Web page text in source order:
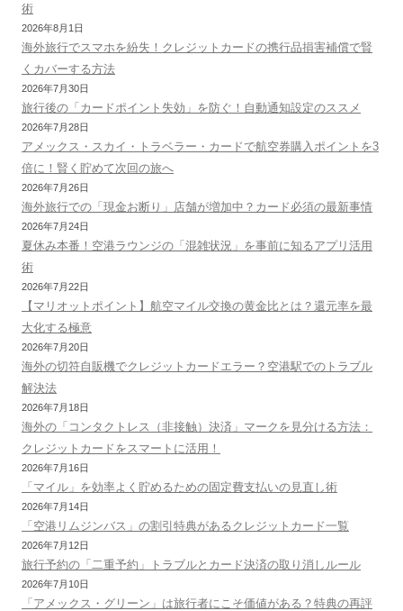
術
2026年8月1日
海外旅行でスマホを紛失！クレジットカードの携行品損害補償で賢
くカバーする方法
2026年7月30日
旅行後の「カードポイント失効」を防ぐ！自動通知設定のススメ
2026年7月28日
アメックス・スカイ・トラベラー・カードで航空券購入ポイントを3
倍に！賢く貯めて次回の旅へ
2026年7月26日
海外旅行での「現金お断り」店舗が増加中？カード必須の最新事情
2026年7月24日
夏休み本番！空港ラウンジの「混雑状況」を事前に知るアプリ活用
術
2026年7月22日
【マリオットポイント】航空マイル交換の黄金比とは？還元率を最
大化する極意
2026年7月20日
海外の切符自販機でクレジットカードエラー？空港駅でのトラブル
解決法
2026年7月18日
海外の「コンタクトレス（非接触）決済」マークを見分ける方法：
クレジットカードをスマートに活用！
2026年7月16日
「マイル」を効率よく貯めるための固定費支払いの見直し術
2026年7月14日
「空港リムジンバス」の割引特典があるクレジットカード一覧
2026年7月12日
旅行予約の「二重予約」トラブルとカード決済の取り消しルール
2026年7月10日
「アメックス・グリーン」は旅行者にこそ価値がある？特典の再評